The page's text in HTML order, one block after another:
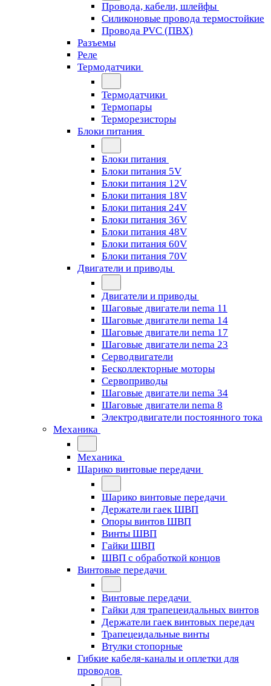
Провода, кабели, шлейфы
Силиконовые провода термостойкие
Провода PVC (ПВХ)
Разъемы
Реле
Термодатчики
Термодатчики
Термопары
Терморезисторы
Блоки питания
Блоки питания
Блоки питания 5V
Блоки питания 12V
Блоки питания 18V
Блоки питания 24V
Блоки питания 36V
Блоки питания 48V
Блоки питания 60V
Блоки питания 70V
Двигатели и приводы
Двигатели и приводы
Шаговые двигатели nema 11
Шаговые двигатели nema 14
Шаговые двигатели nema 17
Шаговые двигатели nema 23
Cерводвигатели
Бесколлекторные моторы
Сервоприводы
Шаговые двигатели nema 34
Шаговые двигатели nema 8
Электродвигатели постоянного тока
Механика
Механика
Шарико винтовые передачи
Шарико винтовые передачи
Держатели гаек ШВП
Опоры винтов ШВП
Винты ШВП
Гайки ШВП
ШВП с обработкой концов
Винтовые передачи
Винтовые передачи
Гайки для трапецеидальных винтов
Держатели гаек винтовых передач
Трапецеидальные винты
Втулки стопорные
Гибкие кабеля-каналы и оплетки для
проводов